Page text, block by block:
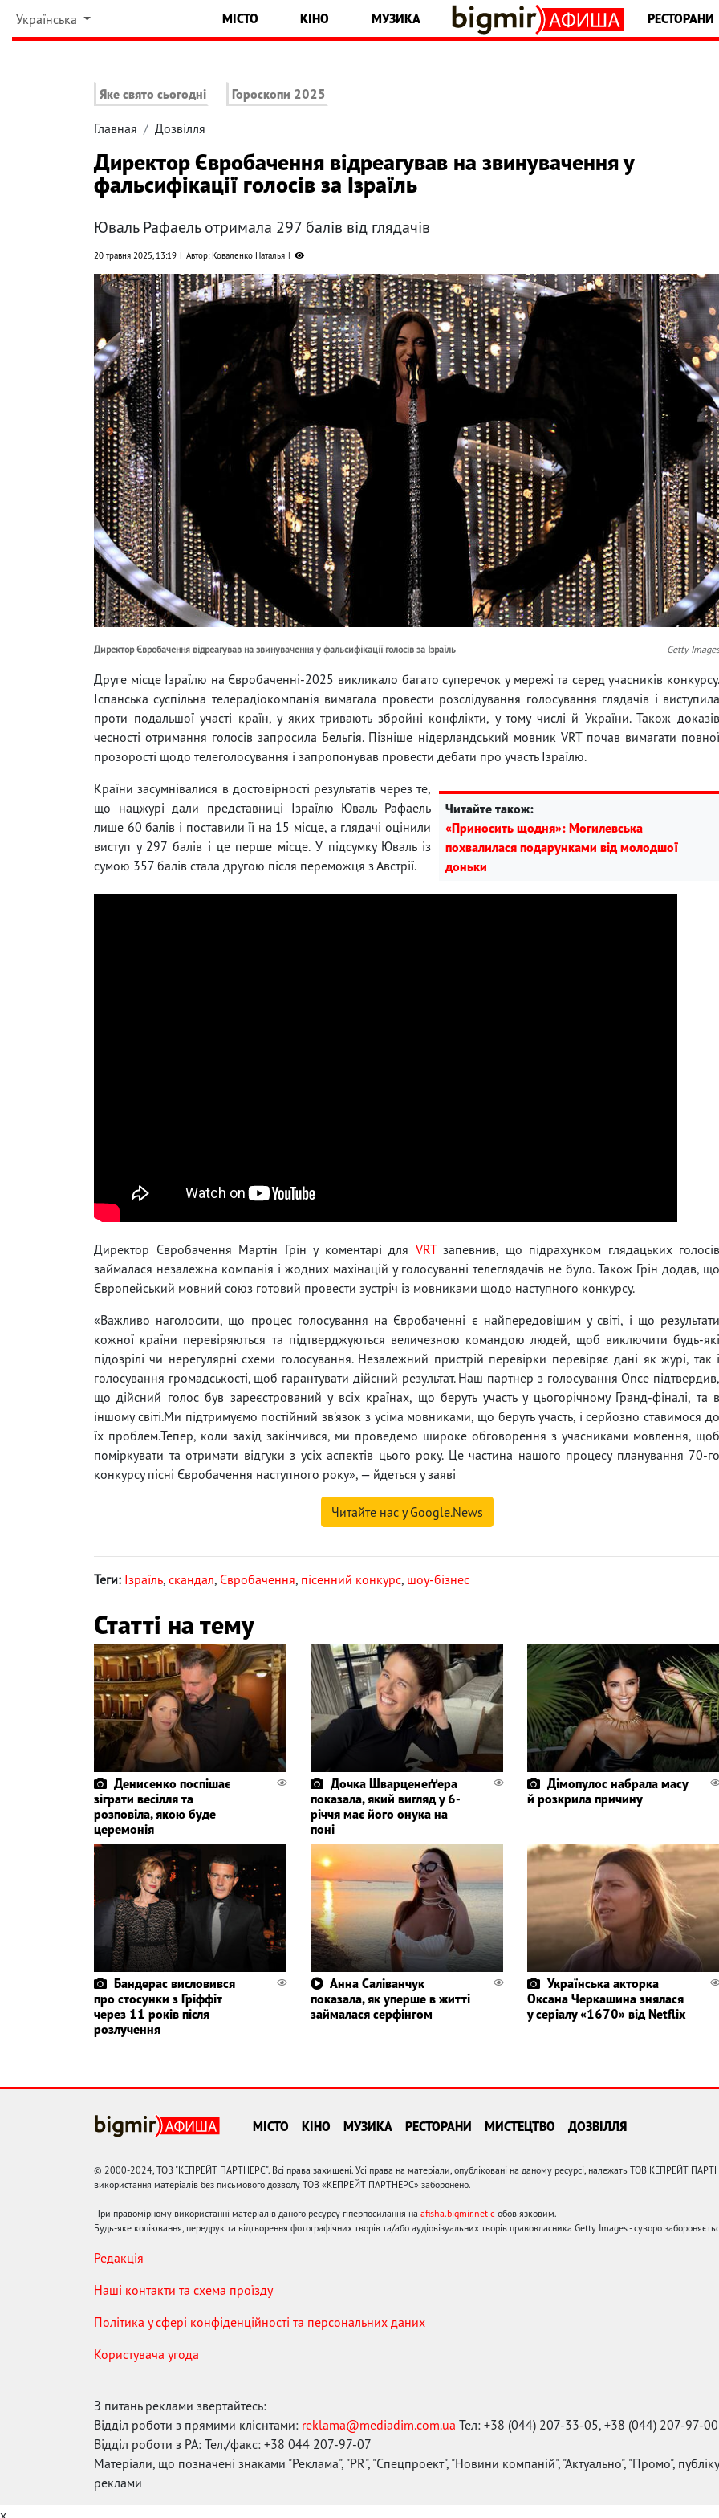
Українська МІСТО КІНО МУЗИКА РЕСТОРАНИ
Яке свято сьогодні Гороскопи 2025
Главная Дозвілля
Директор Євробачення відреагував на звинувачення у
фальсифікації голосів за Ізраїль
Юваль Рафаель отримала 297 балів від глядачів
20 травня 2025, 13:19 Автор: Коваленко Наталья
Директор Євробачення відреагував на звинувачення у фальсифікації голосів за Ізраїль Getty Images
Друге місце Ізраїлю на Євробаченні-2025 викликало багато суперечок у мережі та серед учасників конкурсу.
Іспанська суспільна телерадіокомпанія вимагала провести розслідування голосування глядачів і виступила
проти подальшої участі країн, у яких тривають збройні конфлікти, у тому числі й України. Також доказів
чесності отримання голосів запросила Бельгія. Пізніше нідерландський мовник VRT почав вимагати повної
прозорості щодо телеголосування і запропонував провести дебати про участь Ізраїлю.
Читайте також:
«Приносить щодня»: Могилевська
похвалилася подарунками від молодшої
доньки
Країни засумнівалися в достовірності результатів через те,
що нацжурі дали представниці Ізраїлю Юваль Рафаель
лише 60 балів і поставили її на 15 місце, а глядачі оцінили
виступ у 297 балів і це перше місце. У підсумку Юваль із
сумою 357 балів стала другою після переможця з Австрії.
Директор Євробачення Мартін Грін у коментарі для VRTзапевнив, що підрахунком глядацьких голосів
займалася незалежна компанія і жодних махінацій у голосуванні телеглядачів не було. Також Грін додав, що
Європейський мовний союз готовий провести зустріч із мовниками щодо наступного конкурсу.
«Важливо наголосити, що процес голосування на Євробаченні є найпередовішим у світі, і що результати
кожної країни перевіряються та підтверджуються величезною командою людей, щоб виключити будь-які
підозрілі чи нерегулярні схеми голосування. Незалежний пристрій перевірки перевіряє дані як журі, так і
голосування громадськості, щоб гарантувати дійсний результат. Наш партнер з голосування Once підтвердив,
що дійсний голос був зареєстрований у всіх країнах, що беруть участь у цьогорічному Гранд-фіналі, та в
іншому світі.Ми підтримуємо постійний зв'язок з усіма мовниками, що беруть участь, і серйозно ставимося до
їх проблем.Тепер, коли захід закінчився, ми проведемо широке обговорення з учасниками мовлення, щоб
поміркувати та отримати відгуки з усіх аспектів цього року. Це частина нашого процесу планування 70-го
конкурсу пісні Євробачення наступного року», — йдеться у заяві
Читайте нас у Google.News
Теги: Ізраїль, скандал, Євробачення, пісенний конкурс, шоу-бізнес
Статті на тему
Денисенко поспішає
зіграти весілля та
розповіла, якою буде
церемонія
Дочка Шварценеґґера
показала, який вигляд у 6-
річчя має його онука на
поні
Дімопулос набрала масу
й розкрила причину
Бандерас висловився
про стосунки з Гріффіт
через 11 років після
розлучення
Анна Саліванчук
показала, як уперше в житті
займалася серфінгом
Українська акторка
Оксана Черкашина знялася
у серіалу «1670» від Netflix
МІСТО КІНО МУЗИКА РЕСТОРАНИ МИСТЕЦТВО ДОЗВІЛЛЯ
© 2000-2024, ТОВ "КЕПРЕЙТ ПАРТНЕРС". Всі права захищені. Усі права на матеріали, опубліковані на даному ресурсі, належать ТОВ КЕПРЕЙТ
використання матеріалів без письмового дозволу ТОВ «КЕПРЕЙТ ПАРТНЕРС» заборонено.
При правомірному використанні матеріалів даного ресурсу гіперпосилання на afisha.bigmir.net є обов'язковим.
Будь-яке копіювання, передрук та відтворення фотографічних творів та/або аудіовізуальних творів правовласника Getty Images - суворо
Редакція
Наші контакти та схема проїзду
Політика у сфері конфіденційності та персональних даних
Користувача угода
З питань реклами звертайтесь:
Відділ роботи з прямими клієнтами: reklama@mediadim.com.ua Тел: +38 (044) 207-33-05, +38 (044) 207-97-00
Відділ роботи з РА: Тел./факс: +38 044 207-97-07
Матеріали, що позначені знаками "Реклама", "PR", "Спецпроект", "Новини компаній", "Актуально", "Промо",
реклами
x